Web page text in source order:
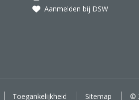
Aanmelden bij DSW
Toegankelijkheid Sitemap
©